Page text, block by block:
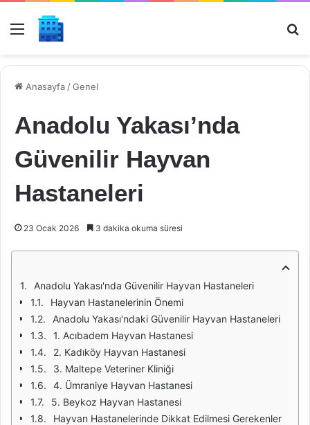
Menü
Anasayfa /Genel
Anadolu Yakası’nda
Güvenilir Hayvan
Hastaneleri
23 Ocak 2026 3 dakika okuma süresi
Anadolu Yakası'nda Güvenilir Hayvan Hastaneleri
Hayvan Hastanelerinin Önemi
Anadolu Yakası'ndaki Güvenilir Hayvan Hastaneleri
1. Acıbadem Hayvan Hastanesi
2. Kadıköy Hayvan Hastanesi
3. Maltepe Veteriner Kliniği
4. Ümraniye Hayvan Hastanesi
5. Beykoz Hayvan Hastanesi
Hayvan Hastanelerinde Dikkat Edilmesi Gerekenler